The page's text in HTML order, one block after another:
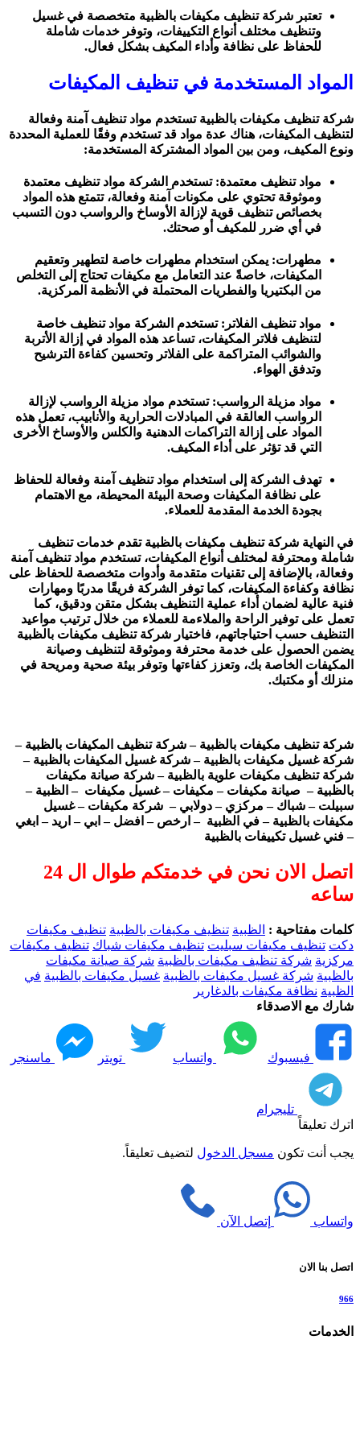
تعتبر شركة تنظيف مكيفات بالظبية متخصصة في غسيل
وتنظيف مختلف أنواع التكييفات، وتوفر خدمات شاملة
للحفاظ على نظافة وأداء المكيف بشكل فعال.
المواد المستخدمة في تنظيف المكيفات
شركة تنظيف مكيفات بالظبية تستخدم مواد تنظيف آمنة وفعالة
لتنظيف المكيفات، هناك عدة مواد قد تستخدم وفقًا للعملية المحددة
ونوع المكيف، ومن بين المواد المشتركة المستخدمة:
مواد تنظيف معتمدة: تستخدم الشركة مواد تنظيف معتمدة
وموثوقة تحتوي على مكونات آمنة وفعالة، تتمتع هذه المواد
بخصائص تنظيف قوية لإزالة الأوساخ والرواسب دون التسبب
في أي ضرر للمكيف أو صحتك.
مطهرات: يمكن استخدام مطهرات خاصة لتطهير وتعقيم
المكيفات، خاصةً عند التعامل مع مكيفات تحتاج إلى التخلص
من البكتيريا والفطريات المحتملة في الأنظمة المركزية.
مواد تنظيف الفلاتر: تستخدم الشركة مواد تنظيف خاصة
لتنظيف فلاتر المكيفات، تساعد هذه المواد في إزالة الأتربة
والشوائب المتراكمة على الفلاتر وتحسين كفاءة الترشيح
وتدفق الهواء.
مواد مزيلة الرواسب: تستخدم مواد مزيلة الرواسب لإزالة
الرواسب العالقة في المبادلات الحرارية والأنابيب، تعمل هذه
المواد على إزالة التراكمات الدهنية والكلس والأوساخ الأخرى
التي قد تؤثر على أداء المكيف.
تهدف الشركة إلى استخدام مواد تنظيف آمنة وفعالة للحفاظ
على نظافة المكيفات وصحة البيئة المحيطة، مع الاهتمام
بجودة الخدمة المقدمة للعملاء.
في النهاية شركة تنظيف مكيفات بالظبية تقدم خدمات تنظيف
شاملة ومحترفة لمختلف أنواع المكيفات، تستخدم مواد تنظيف آمنة
وفعالة، بالإضافة إلى تقنيات متقدمة وأدوات متخصصة للحفاظ على
نظافة وكفاءة المكيفات، كما توفر الشركة فريقًا مدربًا ومهارات
فنية عالية لضمان أداء عملية التنظيف بشكل متقن ودقيق، كما
تعمل على توفير الراحة والملاءمة للعملاء من خلال ترتيب مواعيد
التنظيف حسب احتياجاتهم، فاختيار شركة تنظيف مكيفات بالظبية
يضمن الحصول على خدمة محترفة وموثوقة لتنظيف وصيانة
المكيفات الخاصة بك، وتعزز كفاءتها وتوفر بيئة صحية ومريحة في
منزلك أو مكتبك.
شركة تنظيف مكيفات بالظبية – شركة تنظيف المكيفات بالظبية –
شركة غسيل مكيفات بالظبية – شركة غسيل المكيفات بالظبية –
شركة تنظيف مكيفات علوية بالظبية – شركة صيانة مكيفات
بالظبية – صيانة مكيفات – مكيفات – غسيل مكيفات – الظبية –
سبيلت – شباك – مركزي – دولابي – شركة مكيفات – غسيل
مكيفات بالظبية – في الظبية – ارخص – افضل – ابي – اريد – ابغي
– فني غسيل تكييفات بالظبية
اتصل الان نحن في خدمتكم طوال ال 24
ساعه
كلمات مفتاحية : الظبية تنظيف مكيفات بالظبية تنظيف مكيفات
دكت تنظيف مكيفات سبليت تنظيف مكيفات شباك تنظيف مكيفات
مركزية شركة تنظيف مكيفات بالظبية شركة صيانة مكيفات
بالظبية شركة غسيل مكيفات بالظبية غسيل مكيفات بالظبية في
الظبية نظافة مكيفات بالدغارير
شارك مع الاصدقاء
فيسبوك واتساب تويتر ماسنجر
تليجرام
اترك تعليقاً
يجب أنت تكون مسجل الدخول لتضيف تعليقاً.
واتساب إتصل الآن
اتصل بنا الان
966
الخدمات